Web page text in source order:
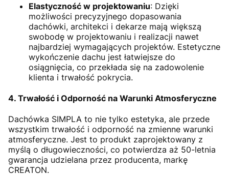
Elastyczność w projektowaniu: Dzięki
możliwości precyzyjnego dopasowania
dachówki, architekci i dekarze mają większą
swobodę w projektowaniu i realizacji nawet
najbardziej wymagających projektów. Estetyczne
wykończenie dachu jest łatwiejsze do
osiągnięcia, co przekłada się na zadowolenie
klienta i trwałość pokrycia.
4. Trwałość i Odporność na Warunki Atmosferyczne
Dachówka SIMPLA to nie tylko estetyka, ale przede
wszystkim trwałość i odporność na zmienne warunki
atmosferyczne. Jest to produkt zaprojektowany z
myślą o długowieczności, co potwierdza aż 50-letnia
gwarancja udzielana przez producenta, markę
CREATON.